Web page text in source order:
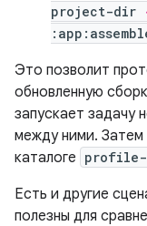
project-dir
Это позволит
обновленную
запускает задачу
между ними. Затем
каталоге
Есть и другие
полезны для